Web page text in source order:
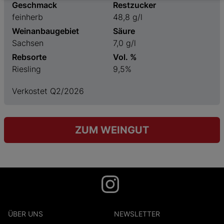
Geschmack
feinherb
Restzucker
48,8 g/l
Weinanbaugebiet
Sachsen
Säure
7,0 g/l
Rebsorte
Riesling
Vol. %
9,5%
Verkostet Q2/2026
ZUM WEINGUT
ÜBER UNS
NEWSLETTER